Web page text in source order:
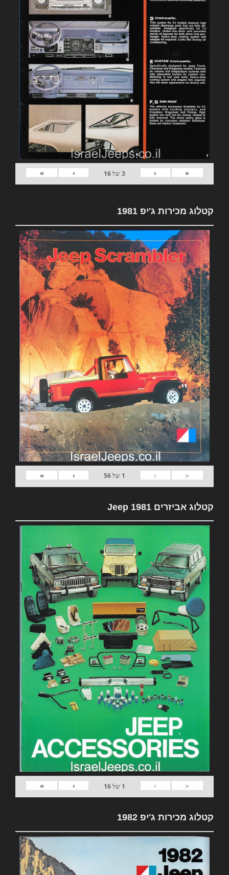
«
‹
3של16
›
»
קטלוג מכירות ג'יפ 1981
«
‹
1 של56
›
»
קטלוג אביזרים 1981 Jeep
«
‹
1 של16
›
»
קטלוג מכירות ג'יפ 1982